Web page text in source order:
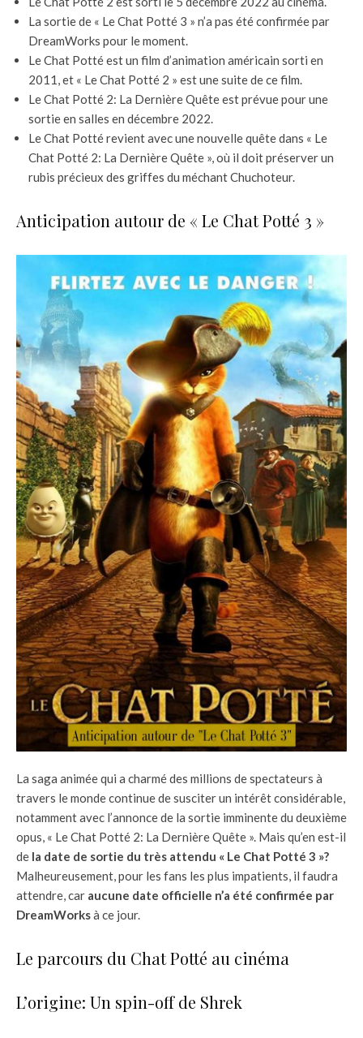
La sortie de « Le Chat Potté 3 » n’a pas été confirmée par
DreamWorks pour le moment.
Le Chat Potté est un film d’animation américain sorti en
2011, et « Le Chat Potté 2 » est une suite de ce film.
Le Chat Potté 2: La Dernière Quête est prévue pour une
sortie en salles en décembre 2022.
Le Chat Potté revient avec une nouvelle quête dans « Le
Chat Potté 2: La Dernière Quête », où il doit préserver un
rubis précieux des griffes du méchant Chuchoteur.
Anticipation autour de « Le Chat Potté 3 »
La saga animée qui a charmé des millions de spectateurs à
travers le monde continue de susciter un intérêt considérable,
notamment avec l’annonce de la sortie imminente du deuxième
opus, « Le Chat Potté 2: La Dernière Quête ». Mais qu’en est-il
de la date de sortie du très attendu « Le Chat Potté 3 »?
Malheureusement, pour les fans les plus impatients, il faudra
attendre, car aucune date officielle n’a été confirmée par
DreamWorksà ce jour.
Le parcours du Chat Potté au cinéma
L’origine: Un spin-off de Shrek